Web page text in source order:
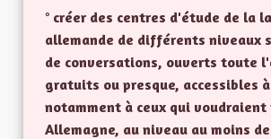
° créer des centres d'étude de la
allemande de différents niveaux
de conversations, ouverts toute
gratuits ou presque, accessibles
notamment à ceux qui
Allemagne, au niveau au moins